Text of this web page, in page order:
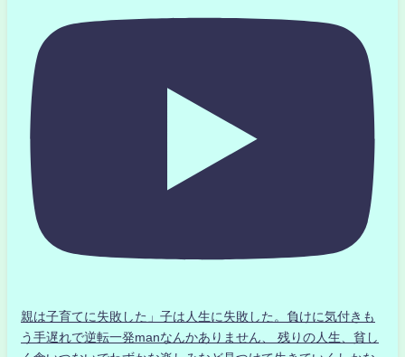
親は子育てに失敗した」子は人生に失敗した。負けに気付きも
う手遅れで逆転一発manなんかありません、 残りの人生、貧し